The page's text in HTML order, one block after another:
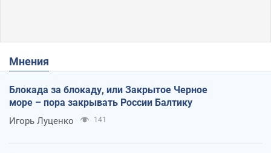
Мнения
Блокада за блокаду, или Закрытое Черное
море – пора закрывать России Балтику
Игорь Луценко 141